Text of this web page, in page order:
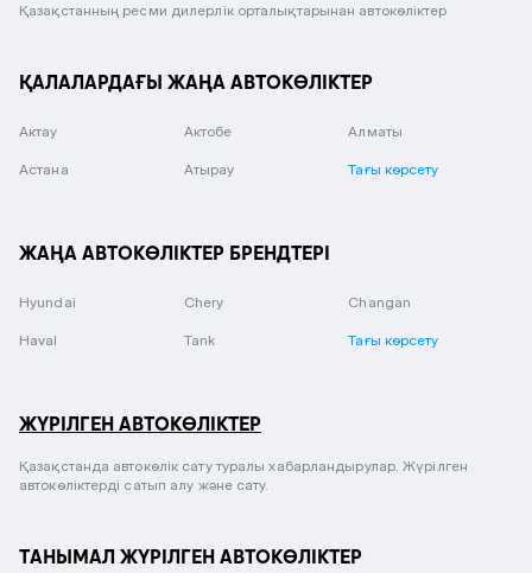
Қазақстанның ресми дилерлік орталықтарынан автокөліктер
ҚАЛАЛАРДАҒЫ ЖАҢА АВТОКӨЛІКТЕР
Актау Актобе Алматы
Астана Атырау Тағы көрсету
ЖАҢА АВТОКӨЛІКТЕР БРЕНДТЕРІ
Hyundai Chery Changan
Haval Tank Тағы көрсету
ЖҮРІЛГЕН АВТОКӨЛІКТЕР
Қазақстанда автокөлік сату туралы хабарландырулар. Жүрілген
автокөліктерді сатып алу және сату.
ТАНЫМАЛ ЖҮРІЛГЕН АВТОКӨЛІКТЕР